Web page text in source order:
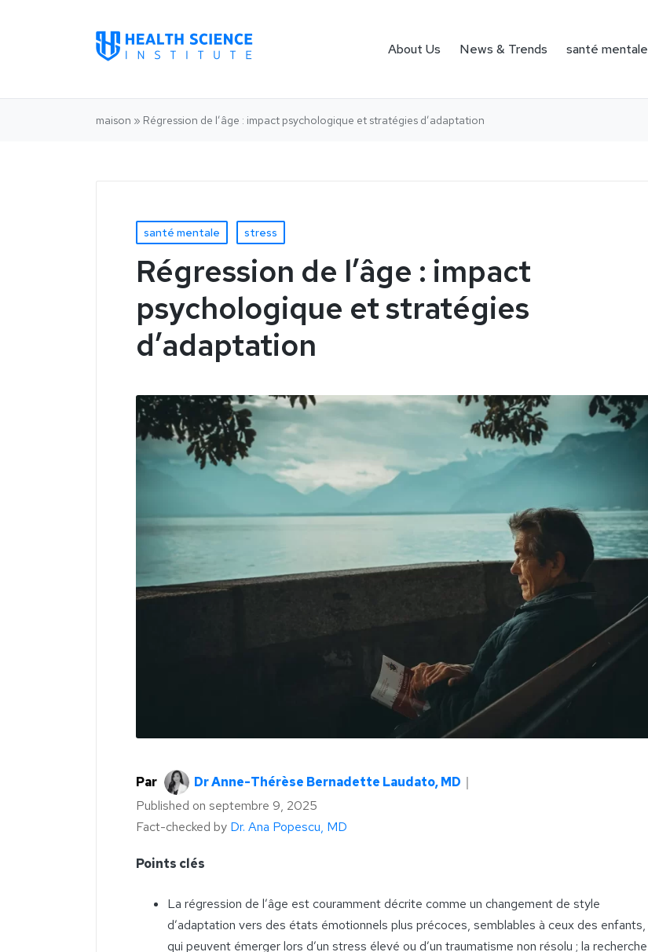
About Us News & Trends santé mentale
maison » Régression de l’âge : impact psychologique et stratégies d’adaptation
santé mentale stress
Régression de l’âge : impact
psychologique et stratégies
d’adaptation
Par Dr Anne-Thérèse Bernadette Laudato, MD ｜
Published on septembre 9, 2025
Fact-checked by Dr. Ana Popescu, MD
Points clés
La régression de l’âge est couramment décrite comme un changement de style
d’adaptation vers des états émotionnels plus précoces, semblables à ceux des enfants,
qui peuvent émerger lors d’un stress élevé ou d’un traumatisme non résolu ; la recherche